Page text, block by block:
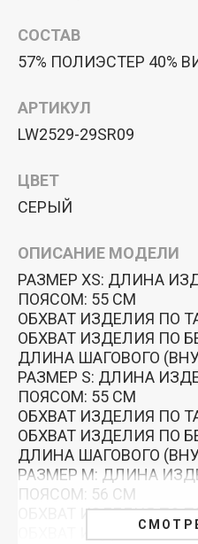
АРТИКУЛ
LW2529-29SR09
ЦВЕТ
СЕРЫЙ
ОПИСАНИЕ МОДЕЛИ
РАЗМЕР XS: ДЛИНА
ПОЯСОМ: 55 СМ
ОБХВАТ ИЗДЕЛИЯ ПО
ОБХВАТ ИЗДЕЛИЯ ПО
ДЛИНА ШАГОВОГО
РАЗМЕР S: ДЛИНА
ПОЯСОМ: 55 СМ
ОБХВАТ ИЗДЕЛИЯ ПО
ОБХВАТ ИЗДЕЛИЯ ПО
ДЛИНА ШАГОВОГО
РАЗМЕР M: ДЛИНА
ПОЯСОМ: 56 СМ
ОБХВАТ ИЗДЕЛИЯ ПО
ОБХВАТ ИЗДЕЛИЯ ПО
СОСТАВ
57% ПОЛИЭСТЕР 40%